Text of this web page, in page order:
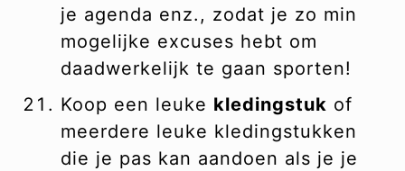
je agenda enz., zodat je zo min
mogelijke excuses hebt om
daadwerkelijk te gaan sporten!
Koop een leuke kledingstuk of
meerdere leuke kledingstukken
die je pas kan aandoen als je je